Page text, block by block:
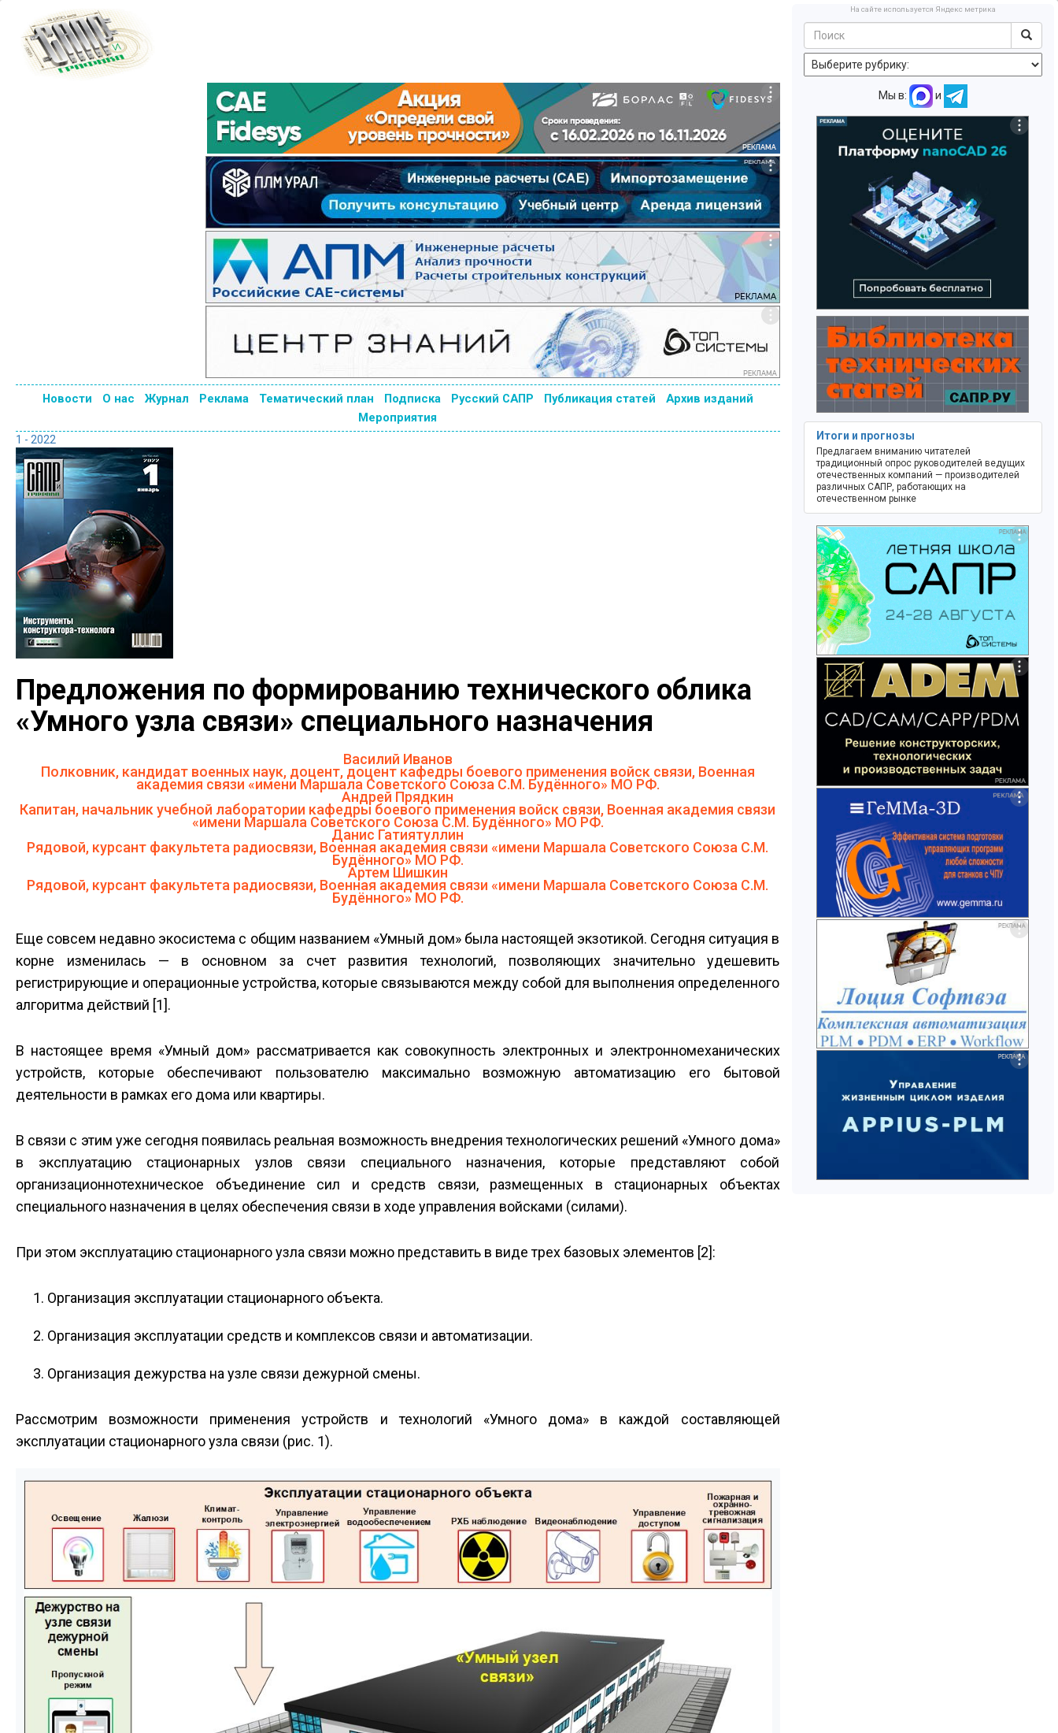
Новости О нас Журнал Реклама Тематический план Подписка Русский САПР Публикация статей
Архив изданий
Мероприятия
1 - 2022
Предложения по формированию технического облика
«Умного узла связи» специального назначения
Василий Иванов
Полковник, кандидат военных наук, доцент, доцент кафедры боевого применения войск связи, Военная
академия связи «­имени Маршала Советского Союза С.М. Будённого» МО РФ.
Андрей Прядкин
Капитан, начальник учебной лаборатории кафедры боевого применения войск связи, Военная академия связи
«имени Маршала Советского Союза С.М. Будённого» МО РФ.
Данис Гатиятуллин
Рядовой, курсант факультета радиосвязи, Военная академия связи «имени Маршала Советского Союза С.М.
Будённого» МО РФ.
Артем Шишкин
Рядовой, курсант факультета радиосвязи, Военная академия связи «имени ­Маршала Советского Союза С.М.
Будённого» МО РФ.
Еще совсем недавно экосистема с общим названием «Умный дом» была настоящей экзотикой. Сегодня ситуация в
корне изменилась — в основном за счет развития технологий, позволяющих значительно удешевить
регистрирующие и операционные устройства, которые связываются между собой для выполнения определенного
алгоритма действий [1].
В настоящее время «Умный дом» рассматривается как совокупность электронных и электронно­механических
устройств, которые обеспечивают пользователю максимально возможную автоматизацию его бытовой
деятельности в рамках его дома или квартиры.
В связи с этим уже сегодня появилась реальная возможность внедрения технологических решений «Умного дома»
в эксплуатацию стационарных узлов связи специального назначения, которые представляют собой
организационно­техническое объединение сил и средств связи, размещенных в стационарных объектах
специального назначения в целях обеспечения связи в ходе управления войсками (силами).
При этом эксплуатацию стационарного узла связи можно представить в виде трех базовых элементов [2]:
Организация эксплуатации стационарного объекта.
Организация эксплуатации средств и комплексов связи и автоматизации.
Организация дежурства на узле связи дежурной смены.
Рассмотрим возможности применения устройств и технологий «Умного дома» в каждой составляющей
эксплуатации стационарного узла связи (рис. 1).
На сайте используется Яндекс метрика
Мы в: и
Итоги и прогнозы
Предлагаем вниманию читателей
традиционный опрос руководителей ведущих
отечественных компаний — производителей
различных САПР, работающих на
отечественном рынке